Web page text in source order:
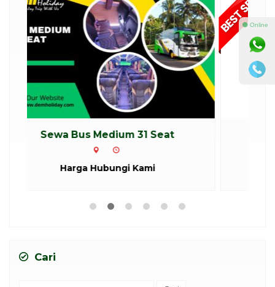
Sewa Bus 47-59 Seat (Big Bus)
Harga Hubungi Kami
Cari
⚫ Online